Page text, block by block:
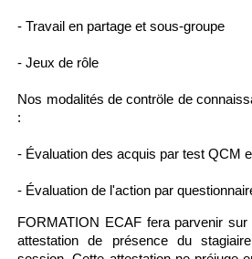
- Travail en partage et sous-groupe
- Jeux de rôle
Nos modalités de contröle de
:
- Évaluation des acquis par test QCM
- Évaluation de l'action par
FORMATION ECAF fera parvenir
attestation de présence du